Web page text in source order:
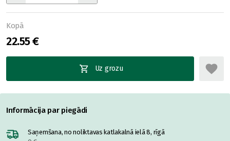
Kopā
22.55 €
Uz grozu
Informācija par piegādi
Saņemšana, no noliktavas katlakalnā ielā 8, rīgā